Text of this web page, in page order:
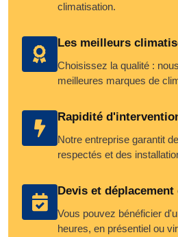
climatisation.
Les meilleurs
Choisissez la qualité :
meilleures marques de
Rapidité
Notre entreprise garantit
respectés et des
Devis et
Vous pouvez bénéficier
heures, en présentiel ou